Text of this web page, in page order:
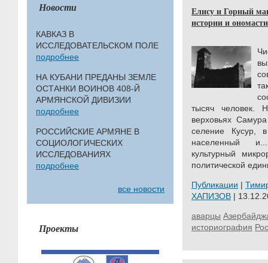
Новости
КАВКАЗ В
ИССЛЕДОВАТЕЛЬСКОМ ПОЛЕ
подробнее
НА КУБАНИ ПРЕДАНЫ ЗЕМЛЕ
ОСТАНКИ ВОИНОВ 408-Й
АРМЯНСКОЙ ДИВИЗИИ
подробнее
РОССИЙСКИЕ АРМЯНЕ В
СОЦИОЛОГИЧЕСКИХ
ИССЛЕДОВАНИЯХ
подробнее
все новости
Проекты
Елису и Горный
истории и
тысяч человек.
верховьях
селение Кусур,
населенный
культурный
политической
Публикации |
ХАПИЗОВ |
аварцы
историография